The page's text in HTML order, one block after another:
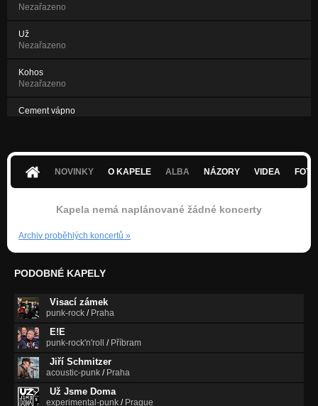
Nezařazeno
Už
Nezařazeno
Kohos
Nezařazeno
Cement vápno
Světlo
NOVINKY O KAPELE ALBA NÁZORY VIDEA
Kapela nemá naplánované žádné koncerty
Archiv proběhlých koncertů »
PODOBNÉ KAPELY
Visací zámek
punk-rock / Praha
E!E
punk-rock'n'roll / Příbram
Jiří Schmitzer
acoustic-punk / Praha
Už Jsme Doma
experimental-punk / Prague